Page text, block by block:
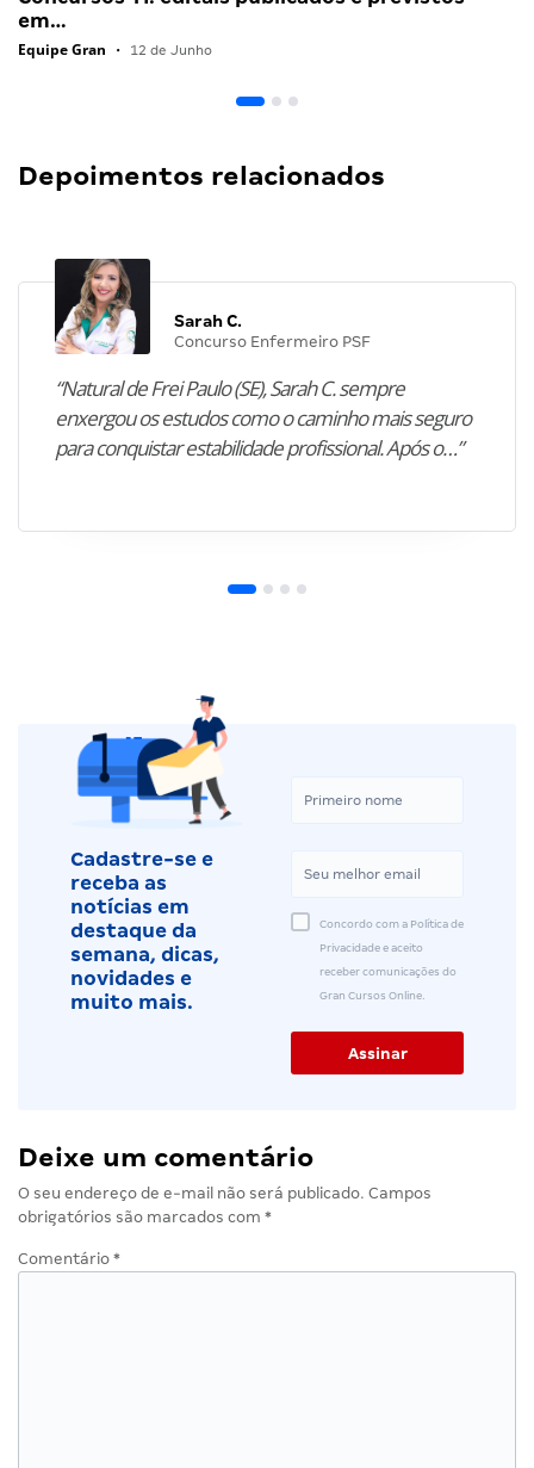
em…
Equipe Gran • 12 de Junho
Depoimentos relacionados
Sarah C.
Concurso Enfermeiro PSF
“Natural de Frei Paulo (SE), Sarah C. sempre
enxergou os estudos como o caminho mais seguro
para conquistar estabilidade profissional. Após o…”
Cadastre-se e
receba as
notícias em
destaque da
semana, dicas,
novidades e
muito mais.
Concordo com a Política de
Privacidade e aceito
receber comunicações do
Gran Cursos Online.
Deixe um comentário
O seu endereço de e-mail não será publicado. Campos
obrigatórios são marcados com *
Comentário *